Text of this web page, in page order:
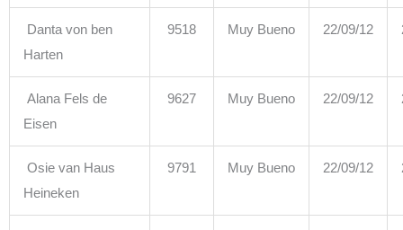
Danta von ben
Harten
9518 Muy Bueno 22/09/12
Alana Fels de
Eisen
9627 Muy Bueno 22/09/12
Osie van Haus
Heineken
9791 Muy Bueno 22/09/12